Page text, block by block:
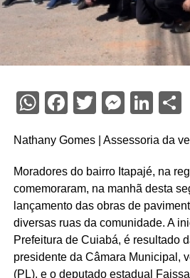
WhatsApp
Facebook
Twitter
Nathany Gomes | Assessoria da
Moradores do bairro Itapajé, na
comemoraram, na manhã desta
lançamento das obras de
diversas ruas da comunidade. A
Prefeitura de Cuiabá, é resultado
presidente da Câmara Municipal,
(PL), e o deputado estadual